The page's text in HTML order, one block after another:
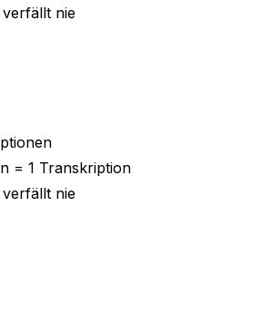
nie
= 1 Transkription
nie